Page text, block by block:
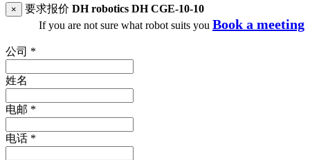
× 要求报价 DH robotics DH CGE-10-10
If you are not sure what robot suits you Book a meeting
公司 *
姓名
电邮 *
电话 *